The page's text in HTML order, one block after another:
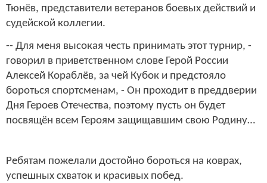
Тюнёв, представители ветеранов боевых действий и
судейской коллегии.
-- Для меня высокая честь принимать этот турнир, -
говорил в приветственном слове Герой России
Алексей Кораблёв, за чей Кубок и предстояло
бороться спортсменам, - Он проходит в преддверии
Дня Героев Отечества, поэтому пусть он будет
посвящён всем Героям защищавшим свою Родину…
Ребятам пожелали достойно бороться на коврах,
успешных схваток и красивых побед.